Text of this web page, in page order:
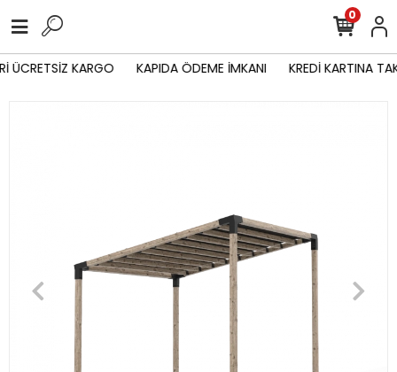
ÜCRETSİZ KARGO KAPIDA ÖDEME İMKANI KREDİ KARTINA
0